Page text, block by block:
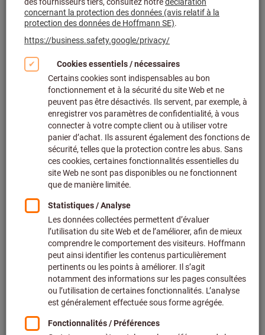
Cliquer pour agrandir l’image
Prix par 1 Unité
+ TVA en vigueur
Prix et frais de livraison
Prix personnalisés pour les clients professionnels après
connexion.